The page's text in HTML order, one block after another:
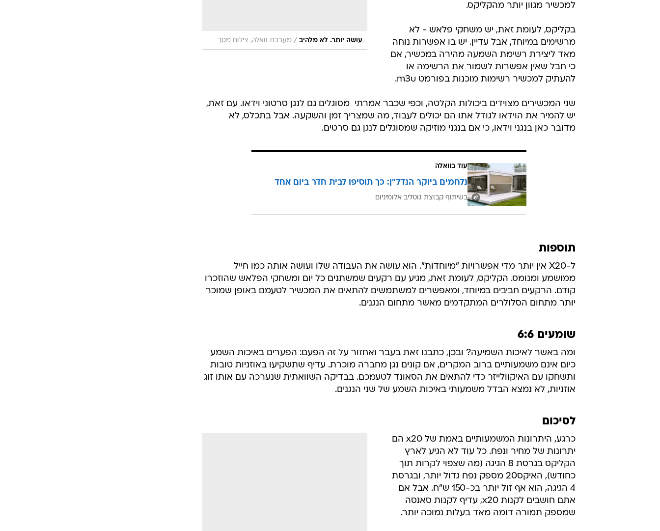
עושה יותר. לא מלהיב / מערכת וואלה, צילום מסך
למכשיר מגוון יותר מהקליקס.
בקליקס, לעומת זאת, יש משחקי פלאש - לא
מרשימים במיוחד, אבל עדיין. יש בו אפשרות נוחה
מאד ליצירת רשימת השמעה מהירה במכשיר, אם
כי חבל שאין אפשרות לשמור את הרשימה או
להעתיק למכשיר רשימות מוכנות בפורמט m3u.
שני המכשירים מצוידים ביכולות הקלטה, וכפי שכבר אמרתי  מסוגלים גם לנגן סרטוני וידאו. עם זאת,
יש להמיר את הוידאו לגודל אתו הם יכולים לעבוד, מה שמצריך זמן והשקעה. אבל בתכלס, לא
מדובר כאן בנגני וידאו, כי אם בנגני מוזיקה שמסוגלים לנגן גם סרטים.
עוד בוואלה
נלחמים ביוקר הנדל"ן: כך תוסיפו לבית חדר ביום אחד
בשיתוף קבוצת גוטליב אלומיניום
תוספות
ל-X20 אין יותר מדי אפשרויות "מיוחדות". הוא עושה את העבודה שלו ועושה אותה כמו חייל
ממושמע ומנומס. הקליקס, לעומת זאת, מגיע עם רקעים שמשתנים כל יום ומשחקי הפלאש שהוזכרו
קודם. הרקעים חביבים במיוחד, ומאפשרים למשתמשים להתאים את המכשיר לטעמם באופן שמוכר
יותר מתחום הסלולרים המתקדמים מאשר מתחום הנגנים.
שומעים 6:6
ומה באשר לאיכות השמיעה? ובכן, כתבנו זאת בעבר ואחזור על זה הפעם: הפערים באיכות השמע
כיום אינם משמעותיים ברוב המקרים, אם קונים נגן מחברה מוכרת. עדיף שתשקיעו באוזניות טובות
ותשחקו עם האיקוולייזר כדי להתאים את הסאונד לטעמכם. בבדיקה השוואתית שנערכה עם אותו זוג
אוזניות, לא נמצא הבדל משמעותי באיכות השמע של שני הנגנים.
לסיכום
כרגע, היתרונות המשמעותיים באמת של x20 הם
יתרונות של מחיר ונפח. כל עוד לא הגיע לארץ
הקליקס בגרסת 8 הגיגה (מה שצפוי לקרות תוך
כחודש), האיקס20 מספק נפח גדול יותר, ובגרסת
4 הגיגה, הוא אף זול יותר בכ-150 ש"ח. אבל אם
אתם חושבים לקנות x20, עדיף לקנות סאנסה
שמספק תמורה דומה מאד בעלות נמוכה יותר.